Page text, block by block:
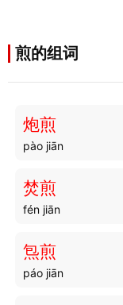
dòu kàn
斗蟀
斗脚
斗行
煎的组词
炮煎
pào jiān
焚煎
fén jiān
炰煎
páo jiān